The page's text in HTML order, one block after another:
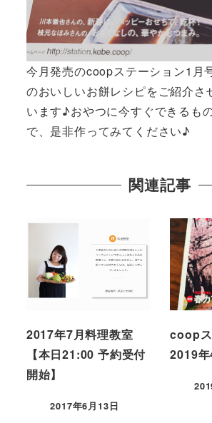
今月発売のcoopステーション1月
のおいしいお餅レシピをご紹介さ
います♪おやつに今すぐできるも
で、是非作ってみてください♪
関連記事
2017年7月料理教室
【本日21:00 予約受付
開始】
2017年6月13日
coop
2019